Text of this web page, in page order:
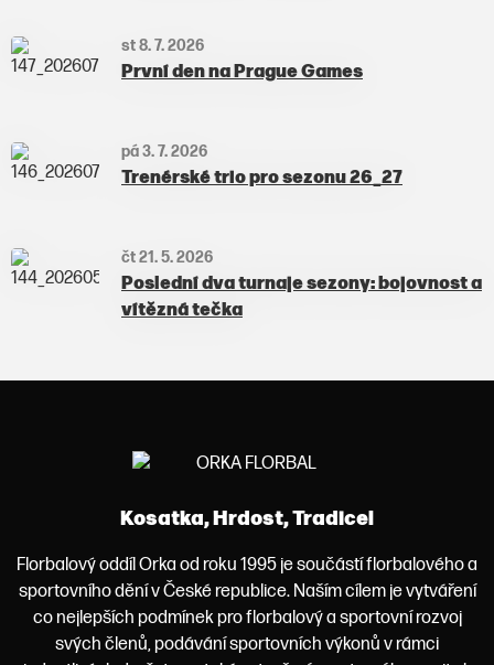
st 8. 7. 2026
První den na Prague Games
pá 3. 7. 2026
Trenérské trio pro sezonu 26_27
čt 21. 5. 2026
Poslední dva turnaje sezony: bojovnost a
vítězná tečka
Kosatka, Hrdost, Tradice!
Florbalový oddíl Orka od roku 1995 je součástí florbalového a
sportovního dění v České republice. Naším cílem je vytváření
co nejlepších podmínek pro florbalový a sportovní rozvoj
svých členů, podávání sportovních výkonů v rámci